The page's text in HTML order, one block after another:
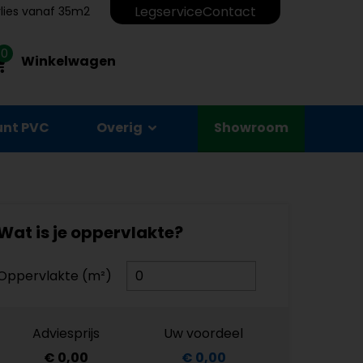
vanaf 35m2 LegserviceContact
0 Winkelwagen
PVC Overig Showroom
is je oppervlakte?
(m²)
Adviesprijs
€ 0,00
Uw voordeel
€ 0,00